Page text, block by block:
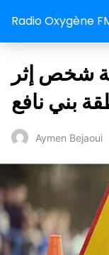
Radio Oxygène
شخص إثر
بني نافع
Aymen Bejaoui